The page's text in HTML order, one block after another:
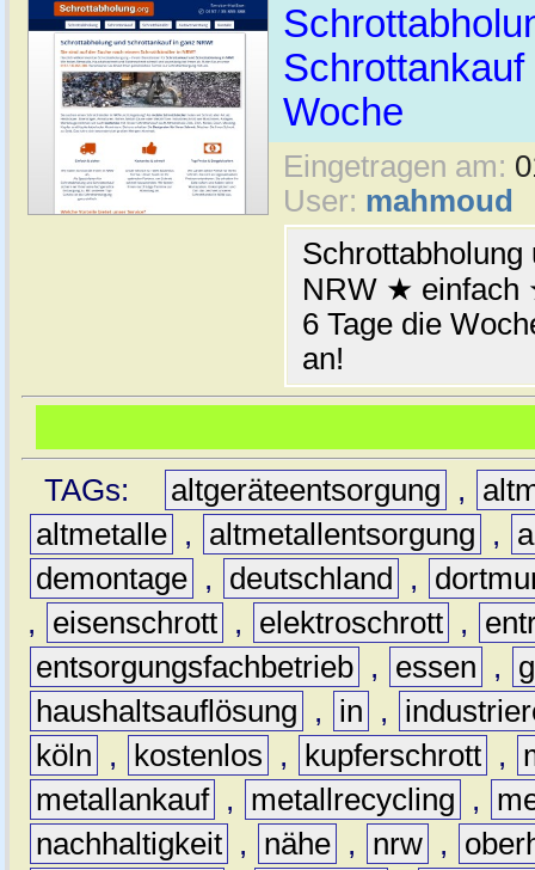
Schrottankauf
Woche
Eingetragen am:
User: mahmoud
Schrottabholung
NRW ★
6 Tage die
an!
TAGs: altgeräteentsorgung ,
altmetalle , altmetallentsorgung ,
demontage , deutschland ,
,
eisenschrott , elektroschrott ,
entsorgungsfachbetrieb , essen ,
haushaltsauflösung
, in ,
köln
, kostenlos , kupferschrott ,
metallankauf , metallrecycling ,
nachhaltigkeit , nähe , nrw ,